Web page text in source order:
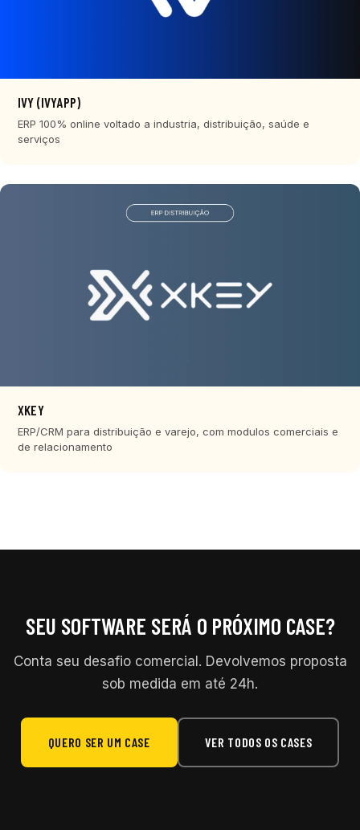
IVY (IVYAPP)
ERP 100% online voltado a industria, distribuição, saúde e
serviços
XKEY
ERP/CRM para distribuição e varejo, com modulos comerciais e
de relacionamento
SEU SOFTWARE SERÁ O PRÓXIMO CASE?
Conta seu desafio comercial. Devolvemos proposta
sob medida em até 24h.
QUERO SER UM CASE VER TODOS OS CASES